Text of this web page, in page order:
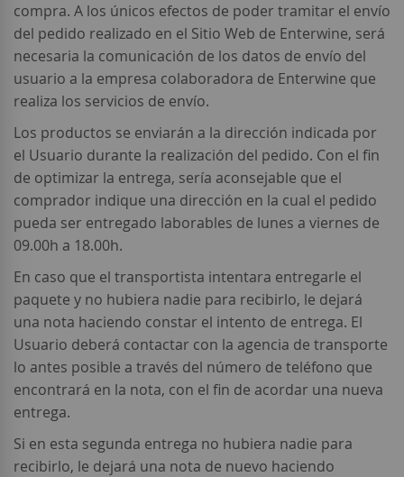
compra. A los únicos efectos de poder tramitar el envío
del pedido realizado en el Sitio Web de Enterwine, será
necesaria la comunicación de los datos de envío del
usuario a la empresa colaboradora de Enterwine que
realiza los servicios de envío.
Los productos se enviarán a la dirección indicada por
el Usuario durante la realización del pedido. Con el fin
de optimizar la entrega, sería aconsejable que el
comprador indique una dirección en la cual el pedido
pueda ser entregado laborables de lunes a viernes de
09.00h a 18.00h.
En caso que el transportista intentara entregarle el
paquete y no hubiera nadie para recibirlo, le dejará
una nota haciendo constar el intento de entrega. El
Usuario deberá contactar con la agencia de transporte
lo antes posible a través del número de teléfono que
encontrará en la nota, con el fin de acordar una nueva
entrega.
Si en esta segunda entrega no hubiera nadie para
recibirlo, le dejará una nota de nuevo haciendo